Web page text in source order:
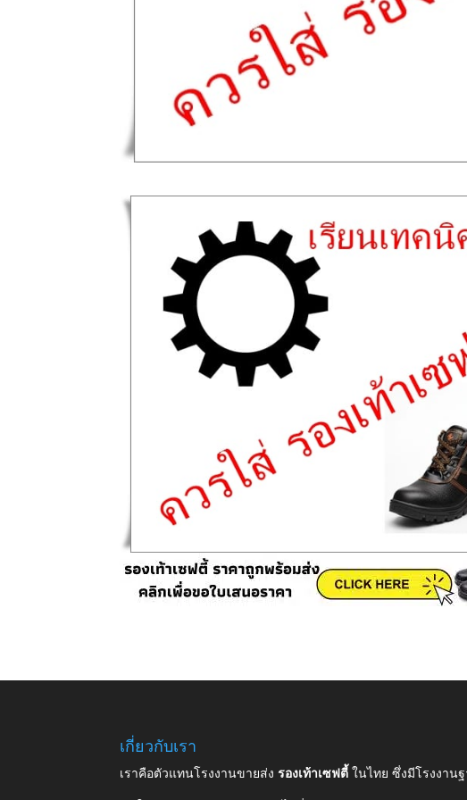
เกี่ยวกับเรา
เราคือตัวแทนโรงงานขายส่งรองเท้าเซฟตี้ในไทย ซึ่งมีโรงงาน